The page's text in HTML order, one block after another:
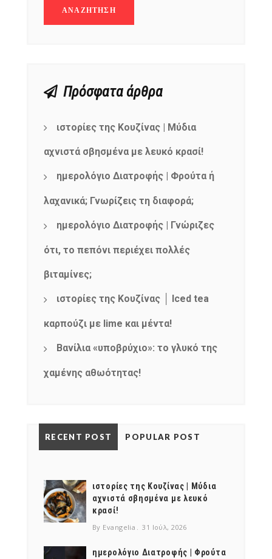
Πρόσφατα άρθρα
ιστορίες της Κουζίνας | Μύδια
αχνιστά σβησμένα με λευκό κρασί!
ημερολόγιο Διατροφής | Φρούτα ή
λαχανικά; Γνωρίζεις τη διαφορά;
ημερολόγιο Διατροφής | Γνώριζες
ότι, το πεπόνι περιέχει πολλές
βιταμίνες;
ιστορίες της Κουζίνας │ Iced tea
καρπούζι με lime και μέντα!
Βανίλια «υποβρύχιο»: το γλυκό της
χαμένης αθωότητας!
RECENT POST POPULAR POST
ιστορίες της Κουζίνας | Μύδια
αχνιστά σβησμένα με λευκό
κρασί!
By Evangelia 31 Ιούλ, 2026
ημερολόγιο Διατροφής | Φρούτα